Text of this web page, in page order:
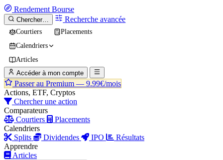
Rendement Bourse
Chercher… Recherche avancée
Courtiers
Placements
Calendriers
Articles
Accéder à mon compte
Passer au Premium — 9.99€/mois
Actions, ETF, Cryptos
Chercher une action
Comparateurs
Courtiers
Placements
Calendriers
Splits
Dividendes IPO
Résultats
Apprendre
Articles